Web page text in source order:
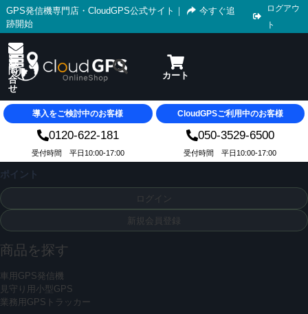
GPS発信機専門店・CloudGPS公式サイト ｜
今すぐ追
跡開始
ログアウ
ト
導入をご検討中のお客様 CloudGPSご利用中のお客様
0120-622-181 050-3529-6500
受付時間 平日10:00-17:00 受付時間 平日10:00-17:00
ポイント
ログイン
新規会員登録
商品を探す
車用GPS発信機
見守り用小型GPS
業務用GPSトラッカー